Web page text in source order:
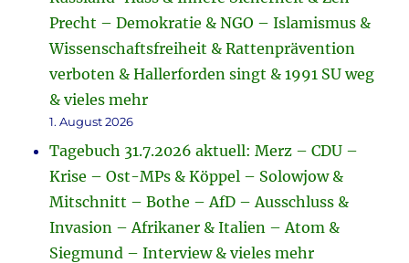
Precht – Demokratie & NGO – Islamismus &
Wissenschaftsfreiheit & Rattenprävention
verboten & Hallerforden singt & 1991 SU weg
& vieles mehr
1. August 2026
Tagebuch 31.7.2026 aktuell: Merz – CDU –
Krise – Ost-MPs & Köppel – Solowjow &
Mitschnitt – Bothe – AfD – Ausschluss &
Invasion – Afrikaner & Italien – Atom &
Siegmund – Interview & vieles mehr